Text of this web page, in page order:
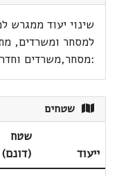
שינוי יעוד ממגרש
למסחר ומשרדים,
:מסחר,משרדים וחדר
שטחים
ייעוד
שטח
(דונם)